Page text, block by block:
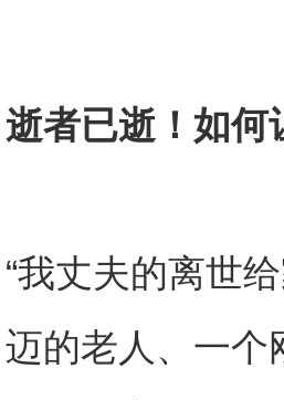
逝者已逝！如何
“我丈夫的离世
迈的老人、一个